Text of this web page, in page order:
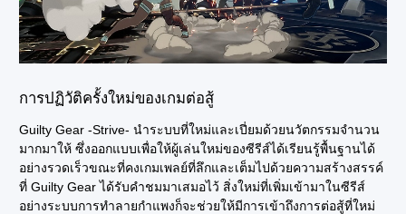
การปฏิวัติครั้งใหม่ของเกมต่อสู้
Guilty Gear -Strive- นำระบบที่ใหม่และเปี่ยมด้วยนวัตกรรมจำนวน
มากมาให้ ซึ่งออกแบบเพื่อให้ผู้เล่นใหม่ของซีรีส์ได้เรียนรู้พื้นฐานได้
อย่างรวดเร็วขณะที่คงเกมเพลย์ที่ลึกและเต็มไปด้วยความสร้างสรรค์
ที่ Guilty Gear ได้รับคำชมมาเสมอไว้ สิ่งใหม่ที่เพิ่มเข้ามาในซีรีส์
อย่างระบบการทำลายกำแพงก็จะช่วยให้มีการเข้าถึงการต่อสู้ที่ใหม่